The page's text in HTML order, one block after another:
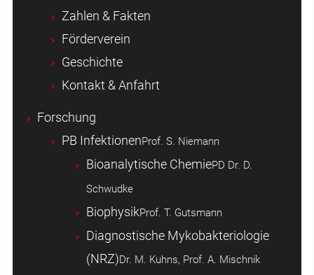
Zahlen & Fakten
Förderverein
Geschichte
Kontakt & Anfahrt
Forschung
PB InfektionenProf. S. Niemann
Bioanalytische ChemiePD Dr. D.
Schwudke
BiophysikProf. T. Gutsmann
Diagnostische Mykobakteriologie
(NRZ)Dr. M. Kuhns, Prof. A. Mischnik